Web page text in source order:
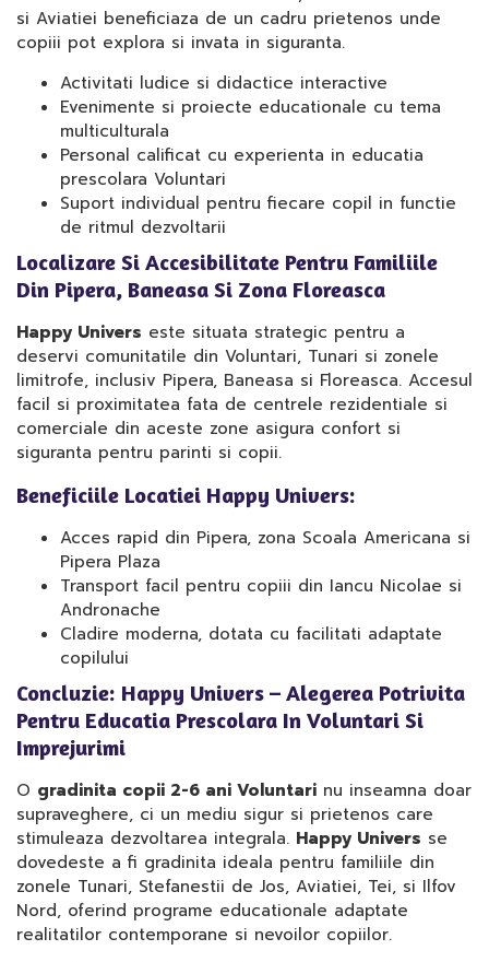
si Aviatiei beneficiaza de un cadru prietenos unde
copiii pot explora si invata in siguranta.
Activitati ludice si didactice interactive
Evenimente si proiecte educationale cu tema
multiculturala
Personal calificat cu experienta in educatia
prescolara Voluntari
Suport individual pentru fiecare copil in functie
de ritmul dezvoltarii
Localizare Si Accesibilitate Pentru Familiile
Din Pipera, Baneasa Si Zona Floreasca
Happy Univers este situata strategic pentru a
deservi comunitatile din Voluntari, Tunari si zonele
limitrofe, inclusiv Pipera, Baneasa si Floreasca. Accesul
facil si proximitatea fata de centrele rezidentiale si
comerciale din aceste zone asigura confort si
siguranta pentru parinti si copii.
Beneficiile Locatiei Happy Univers:
Acces rapid din Pipera, zona Scoala Americana si
Pipera Plaza
Transport facil pentru copiii din Iancu Nicolae si
Andronache
Cladire moderna, dotata cu facilitati adaptate
copilului
Concluzie: Happy Univers – Alegerea Potrivita
Pentru Educatia Prescolara In Voluntari Si
Imprejurimi
O gradinita copii 2-6 ani Voluntari nu inseamna doar
supraveghere, ci un mediu sigur si prietenos care
stimuleaza dezvoltarea integrala. Happy Univers se
dovedeste a fi gradinita ideala pentru familiile din
zonele Tunari, Stefanestii de Jos, Aviatiei, Tei, si Ilfov
Nord, oferind programe educationale adaptate
realitatilor contemporane si nevoilor copiilor.